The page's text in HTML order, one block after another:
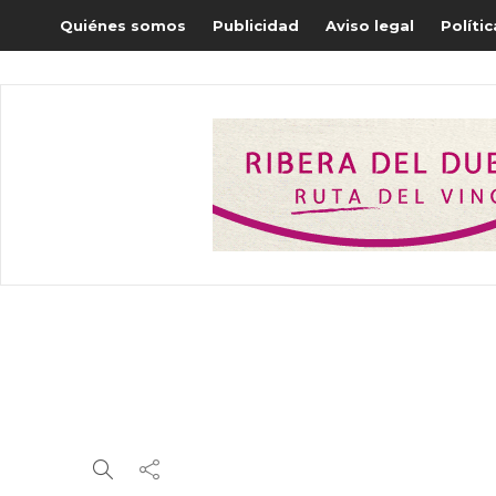
Quiénes somos Publicidad Aviso legal